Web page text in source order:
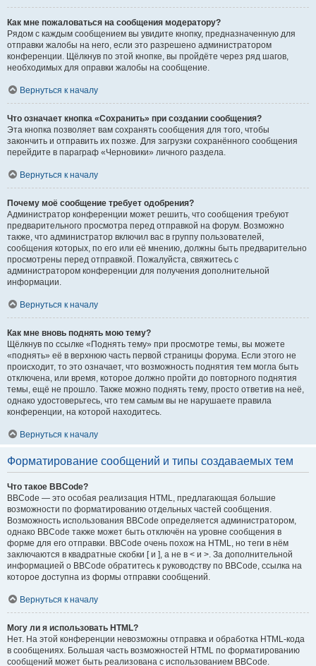
Как мне пожаловаться на сообщения модератору?
Рядом с каждым сообщением вы увидите кнопку, предназначенную для
отправки жалобы на него, если это разрешено администратором
конференции. Щёлкнув по этой кнопке, вы пройдёте через ряд шагов,
необходимых для оправки жалобы на сообщение.
Вернуться к началу
Что означает кнопка «Сохранить» при создании сообщения?
Эта кнопка позволяет вам сохранять сообщения для того, чтобы
закончить и отправить их позже. Для загрузки сохранённого сообщения
перейдите в параграф «Черновики» личного раздела.
Вернуться к началу
Почему моё сообщение требует одобрения?
Администратор конференции может решить, что сообщения требуют
предварительного просмотра перед отправкой на форум. Возможно
также, что администратор включил вас в группу пользователей,
сообщения которых, по его или её мнению, должны быть предварительно
просмотрены перед отправкой. Пожалуйста, свяжитесь с
администратором конференции для получения дополнительной
информации.
Вернуться к началу
Как мне вновь поднять мою тему?
Щёлкнув по ссылке «Поднять тему» при просмотре темы, вы можете
«поднять» её в верхнюю часть первой страницы форума. Если этого не
происходит, то это означает, что возможность поднятия тем могла быть
отключена, или время, которое должно пройти до повторного поднятия
темы, ещё не прошло. Также можно поднять тему, просто ответив на неё,
однако удостоверьтесь, что тем самым вы не нарушаете правила
конференции, на которой находитесь.
Вернуться к началу
Форматирование сообщений и типы создаваемых тем
Что такое BBCode?
BBCode — это особая реализация HTML, предлагающая большие
возможности по форматированию отдельных частей сообщения.
Возможность использования BBCode определяется администратором,
однако BBCode также может быть отключён на уровне сообщения в
форме для его отправки. BBCode очень похож на HTML, но теги в нём
заключаются в квадратные скобки [ и ], а не в < и >. За дополнительной
информацией о BBCode обратитесь к руководству по BBCode, ссылка на
которое доступна из формы отправки сообщений.
Вернуться к началу
Могу ли я использовать HTML?
Нет. На этой конференции невозможны отправка и обработка HTML-кода
в сообщениях. Большая часть возможностей HTML по форматированию
сообщений может быть реализована с использованием BBCode.